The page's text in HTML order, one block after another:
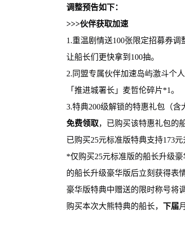
调整预告如下：
>>>伙伴获取加速
1.重温剧情送100张限定招募券调
让船长们更快拿到100抽。
2.同盟专属伙伴加速岛屿激斗个
「推进城署长」麦哲伦碎片*1。
3.特典200级解锁的特惠礼包（
免费领取，已购买该特惠礼包的
已购买25元标准版特典支持173元
*仅购买25元标准版的船长升级
的船长升级豪华版后立刻获得表
豪华版特典中赠送的限时称号将
购买本次大熊特典的船长， 下届